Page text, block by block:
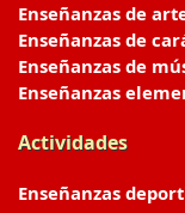
Enseñanzas de
Enseñanzas de
Enseñanzas de
Enseñanzas
Actividades
Enseñanzas